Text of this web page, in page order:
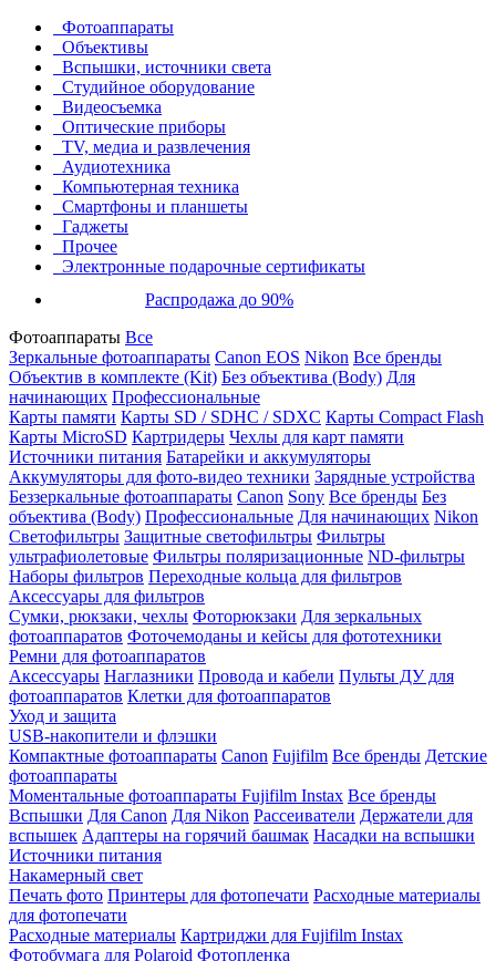
Фотоаппараты
Объективы
Вспышки, источники света
Студийное оборудование
Видеосъемка
Оптические приборы
TV, медиа и развлечения
Аудиотехника
Компьютерная техника
Смартфоны и планшеты
Гаджеты
Прочее
Электронные подарочные сертификаты
Распродажа до 90%
Фотоаппараты Все
Зеркальные фотоаппараты Canon EOS Nikon Все бренды
Объектив в комплекте (Kit) Без объектива (Body) Для
начинающих Профессиональные
Карты памяти Карты SD / SDHC / SDXC Карты Compact Flash
Карты MicroSD Картридеры Чехлы для карт памяти
Источники питания Батарейки и аккумуляторы
Аккумуляторы для фото-видео техники Зарядные устройства
Беззеркальные фотоаппараты Canon Sony Все бренды Без
объектива (Body) Профессиональные Для начинающих Nikon
Светофильтры Защитные светофильтры Фильтры
ультрафиолетовые Фильтры поляризационные ND-фильтры
Наборы фильтров Переходные кольца для фильтров
Аксессуары для фильтров
Сумки, рюкзаки, чехлы Фоторюкзаки Для зеркальных
фотоаппаратов Фоточемоданы и кейсы для фототехники
Ремни для фотоаппаратов
Аксессуары Наглазники Провода и кабели Пульты ДУ для
фотоаппаратов Клетки для фотоаппаратов
Уход и защита
USB-накопители и флэшки
Компактные фотоаппараты Canon Fujifilm Все бренды Детские
фотоаппараты
Моментальные фотоаппараты Fujifilm Instax Все бренды
Вспышки Для Canon Для Nikon Рассеиватели Держатели для
вспышек Адаптеры на горячий башмак Насадки на вспышки
Источники питания
Накамерный свет
Печать фото Принтеры для фотопечати Расходные материалы
для фотопечати
Расходные материалы Картриджи для Fujifilm Instax
Фотобумага для Polaroid Фотопленка